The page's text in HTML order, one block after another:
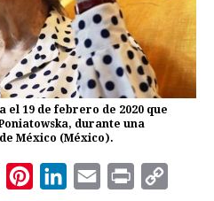
19 de febrero de 2020 que
durante una
México (México).